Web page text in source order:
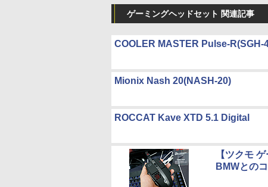
ゲーミングヘッドセット 関連記事
COOLER MASTER Pulse-R(SGH-
Mionix Nash 20(NASH-20)
ROCCAT Kave XTD 5.1 Digital
【ツクモ
BMWとの